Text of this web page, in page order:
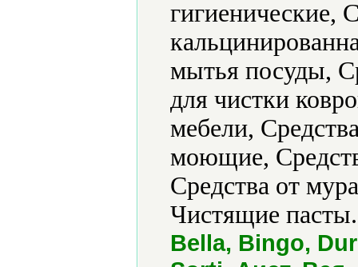
гигиенические,
мытья посуды,
для чистки
мебели,
моющие,
Средства от
Чистящие
Bella, Bingo,